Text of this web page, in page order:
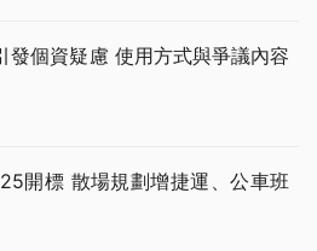
發個資疑慮 使用方式與爭議內容
開標 散場規劃增捷運、公車班